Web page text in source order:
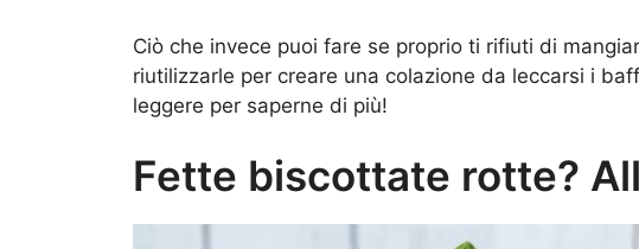
Ciò che invece puoi fare se proprio ti rifiuti di
riutilizzarle per creare una colazione da leccarsi i
leggere per saperne di più!
Fette biscottate rotte?